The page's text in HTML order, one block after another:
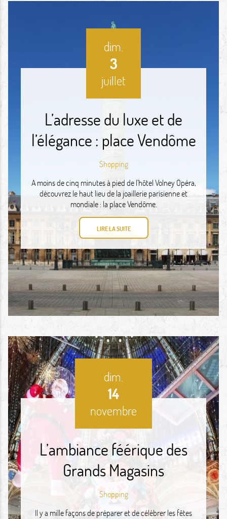
dim.
3
juillet
L’adresse du luxe et de
l’élégance : place Vendôme
Shopping
A moins de cinq minutes à pied de l’hôtel Volney Opéra,
découvrez le haut lieu de la joaillerie parisienne et
mondiale : la place Vendôme.
LIRE LA SUITE
dim.
14
novembre
L’ambiance féérique des
Grands Magasins
Shopping
Il y a mille façons de préparer et de célébrer les fêtes